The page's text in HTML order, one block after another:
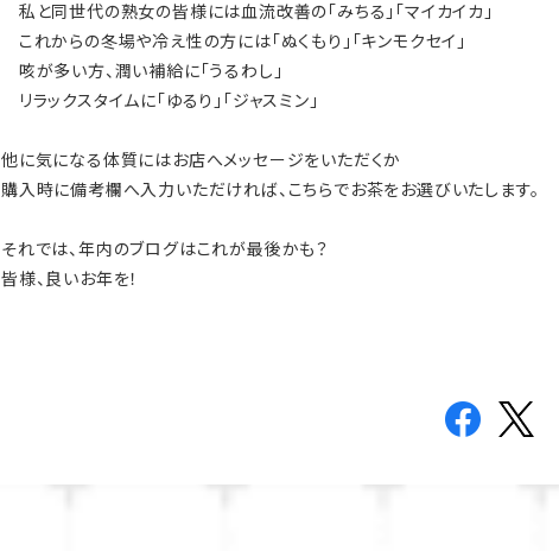
私と同世代の熟女の皆様には血流改善の「みちる」「マイカイカ」
これからの冬場や冷え性の方には「ぬくもり」「キンモクセイ」
咳が多い方、潤い補給に「うるわし」
リラックスタイムに「ゆるり」「ジャスミン」
他に気になる体質にはお店へメッセージをいただくか
購入時に備考欄へ入力いただければ、こちらでお茶をお選びいたします。
それでは、年内のブログはこれが最後かも？
皆様、良いお年を！